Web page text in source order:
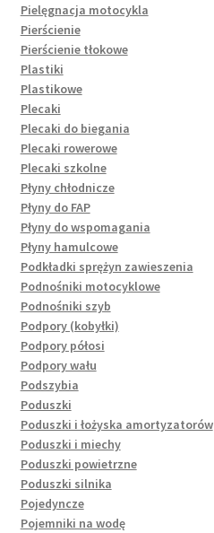
Pielęgnacja motocykla
Pierścienie
Pierścienie tłokowe
Plastiki
Plastikowe
Plecaki
Plecaki do biegania
Plecaki rowerowe
Plecaki szkolne
Płyny chłodnicze
Płyny do FAP
Płyny do wspomagania
Płyny hamulcowe
Podkładki sprężyn zawieszenia
Podnośniki motocyklowe
Podnośniki szyb
Podpory (kobyłki)
Podpory półosi
Podpory wału
Podszybia
Poduszki
Poduszki i łożyska amortyzatorów
Poduszki i miechy
Poduszki powietrzne
Poduszki silnika
Pojedyncze
Pojemniki na wodę